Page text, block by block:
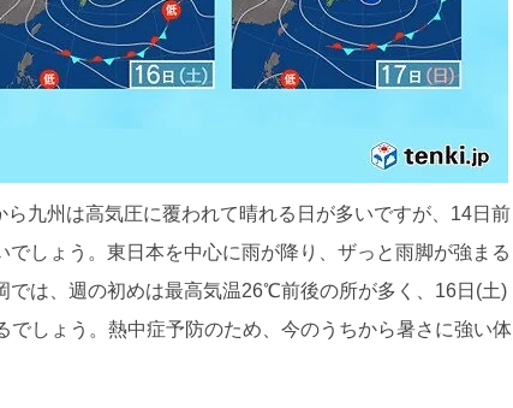
九州は高気圧に覆われて晴れる日が多いですが、14日前
しょう。東日本を中心に雨が降り、ザっと雨脚が強まる
では、週の初めは最高気温26℃前後の所が多く、16日(土)
しょう。熱中症予防のため、今のうちから暑さに強い体